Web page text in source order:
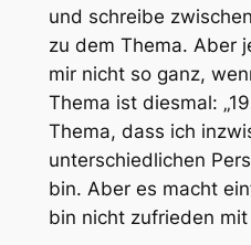
und schreibe
zu dem Thema. Aber
mir nicht so ganz,
Thema ist diesmal:
Thema, dass ich
unterschiedlichen
bin. Aber es macht
bin nicht zufrieden